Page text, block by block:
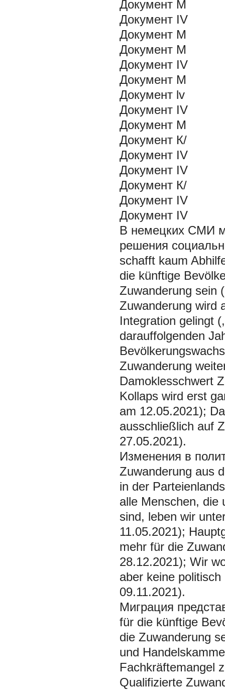
Документ М
Документ IV
Документ М
Документ М
Документ IV
Документ М
Документ lv
Документ IV
Документ М
Документ К/
Документ IV
Документ IV
Документ К/
Документ IV
Документ IV
В немецких СМИ
решения
schafft kaum
die künftige
Zuwanderung sein
Zuwanderung wird
Integration gelingt
darauffolgenden
Zuwanderung
Damoklesschwert
Kollaps wird erst
am 12.05.2021);
ausschließlich auf
27.05.2021).
Изменения в
Zuwanderung aus
in der
alle Menschen, die
sind, leben wir
11.05.2021);
mehr für die
28.12.2021); Wir
aber keine
09.11.2021).
Миграция
für die künftige
die Zuwanderung
und
Fachkräftemangel
Qualifizierte